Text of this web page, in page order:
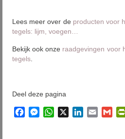
PID
Lees meer over de producten voor
tegels: lijm, voegen…
Bekijk ook onze raadgevingen voor
tegels.
Deel deze pagina
FacebookMessenger
WhatsAppLinkedIn
Email